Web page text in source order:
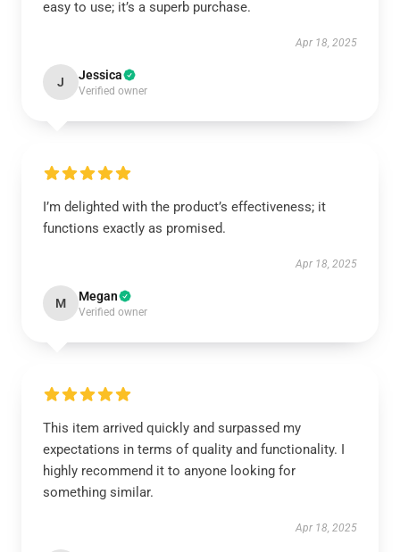
easy to use; it’s a superb purchase.
Apr 18, 2025
J Jessica
Verified owner
I’m delighted with the product’s effectiveness; it
functions exactly as promised.
Apr 18, 2025
M Megan
Verified owner
This item arrived quickly and surpassed my
expectations in terms of quality and functionality. I
highly recommend it to anyone looking for
something similar.
Apr 18, 2025